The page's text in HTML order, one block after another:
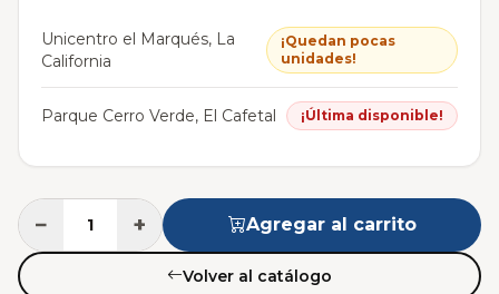
Unicentro el Marqués, La
California
¡Quedan pocas
unidades!
Parque Cerro Verde, El Cafetal ¡Última disponible!
− + Agregar al carrito
Volver al catálogo